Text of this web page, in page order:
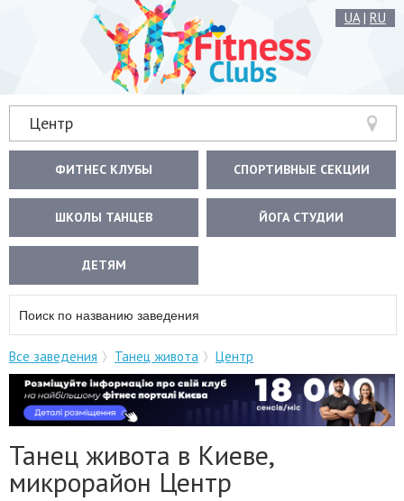
UA| RU
Центр
ФИТНЕС КЛУБЫ СПОРТИВНЫЕ СЕКЦИИ
ШКОЛЫ ТАНЦЕВ ЙОГА СТУДИИ
ДЕТЯМ
Все заведения Танец живота Центр
Танец живота в Киеве,
микрорайон Центр